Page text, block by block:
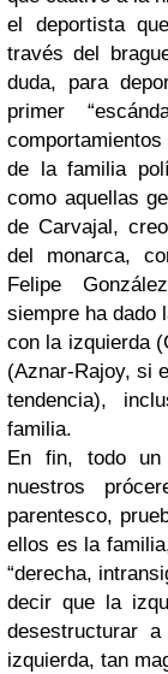
el deportista
través del
duda, para
primer
de la familia
como aquellas
de Carvajal,
del monarca,
Felipe
siempre ha dado
con la izquierda
(Aznar-Rajoy, si
tendencia),
familia.
En fin, todo un
nuestros
parentesco,
ellos es la
“derecha,
decir que la
desestructurar
izquierda, tan